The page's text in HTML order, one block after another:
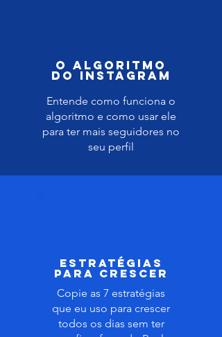
O ALGORITMO
DO INSTAGRAM
Entende como funciona o
algoritmo e como usar ele
para ter mais seguidores no
seu perfil
ESTRATÉGIAS
PARA CRESCER
Copie as 7 estratégias
que eu uso para crescer
todos os dias sem ter